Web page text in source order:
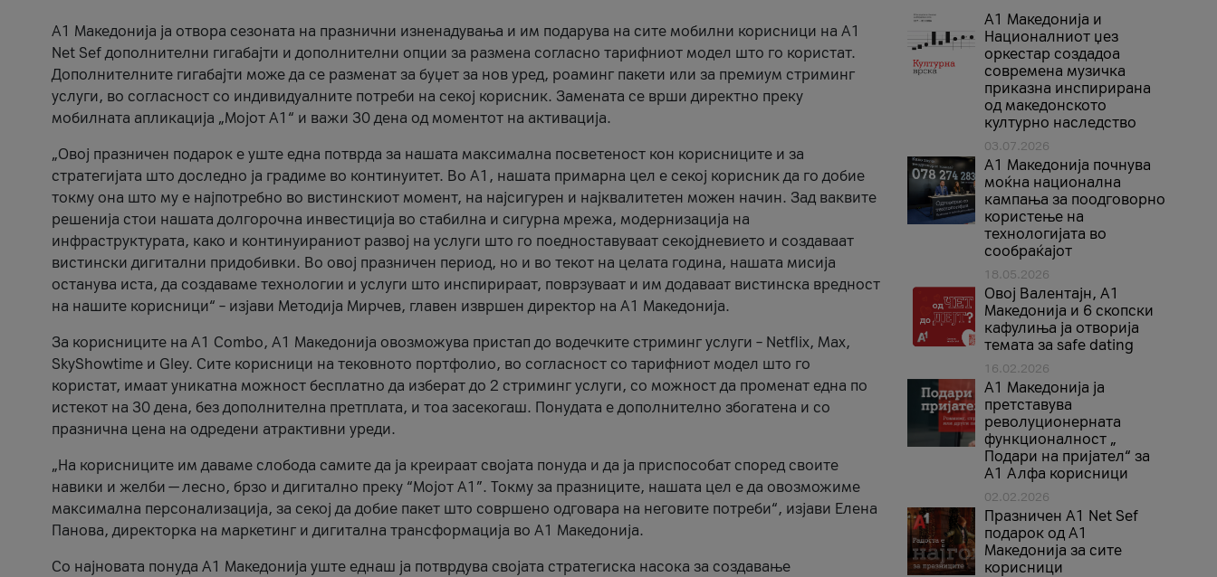
А1 Македонија ја отвора сезоната на празнични изненадувања и им подарува на сите мобилни корисници на A1
Net Sef дополнителни гигабајти и дополнителни опции за размена согласно тарифниот модел што го користат.
Дополнителните гигабајти може да се разменат за буџет за нов уред, роаминг пакети или за премиум стриминг
услуги, во согласност со индивидуалните потреби на секој корисник. Замената се врши директно преку
мобилната апликација „Мојот А1“ и важи 30 дена од моментот на активација.
„Овој празничен подарок е уште една потврда за нашата максимална посветеност кон корисниците и за
стратегијата што доследно ја градиме во континуитет. Во А1, нашата примарна цел е секој корисник да го добие
токму она што му е најпотребно во вистинскиот момент, на најсигурен и најквалитетен можен начин. Зад ваквите
решенија стои нашата долгорочна инвестиција во стабилна и сигурна мрежа, модернизација на
инфраструктурата, како и континуираниот развој на услуги што го поедноставуваат секојдневието и создаваат
вистински дигитални придобивки. Во овој празничен период, но и во текот на целата година, нашата мисија
останува иста, да создаваме технологии и услуги што инспирираат, поврзуваат и им додаваат вистинска вредност
на нашите корисници“ – изјави Методија Мирчев, главен извршен директор на А1 Македонија.
За корисниците на A1 Combo, А1 Македонија овозможува пристап до водечките стриминг услуги – Netflix, Max,
SkyShowtime и Gley. Сите корисници на тековното портфолио, во согласност со тарифниот модел што го
користат, имаат уникатна можност бесплатно да изберат до 2 стриминг услуги, со можност да променат една по
истекот на 30 дена, без дополнителна претплата, и тоа засекогаш. Понудата е дополнително збогатена и со
празнична цена на одредени атрактивни уреди.
„На корисниците им даваме слобода самите да ја креираат својата понуда и да ја приспособат според своите
навики и желби — лесно, брзо и дигитално преку “Мојот А1”. Токму за празниците, нашата цел е да овозможиме
максимална персонализација, за секој да добие пакет што совршено одговара на неговите потреби“, изјави Елена
Панова, директорка на маркетинг и дигитална трансформација во А1 Македонија.
Со најновата понуда А1 Македонија уште еднаш ја потврдува својата стратегиска насока за создавање
А1 Македонија и
Националниот џез
оркестар создадоа
современа музичка
приказна инспирирана
од македонското
културно наследство
03.07.2026
A1 Македонија почнува
моќна национална
кампања за поодговорно
користење на
технологијата во
сообраќајот
18.05.2026
Овој Валентајн, A1
Македонија и 6 скопски
кафулиња ја отворија
темата за safe dating
16.02.2026
А1 Македонија ја
претставува
револуционерната
функционалност „
Подари на пријател“ за
А1 Алфа корисници
02.02.2026
Празничен A1 Net Sеf
подарок од А1
Македонија за сите
корисници